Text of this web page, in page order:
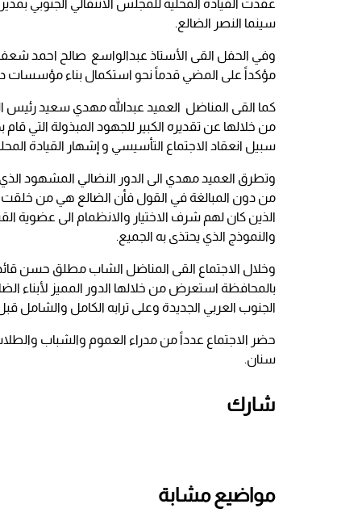
عقدت القيادة المحلية للمجلس الانتقالي الجنوبي
سينما النصر الضالع.
وفي الحفل القى الأستاذ عبدالواسع صالح احمد
مؤكداً على المضي قدماً نحو استكمال بناء مؤسسات
كما القى المناضل العميد عبدالله مهدي سعيد رئيس
من خلالها عن تقديره الكبير للجهود المبذولة التي قام
سبيل انعقاد الاجتماع التأسيسي و إشهار القيادة
وتطرق العميد مهدي الى الدور النضالي المشهود
من دون المبالغة في القول فأن الضالع هي من خلقت
الذين كان لهم شرف الاختيار والانظمام الى عضوية
والنموذج الذي يحتذى به الجميع.
وخلال الاجتماع القى المناضل الشاب مطلق حسن
بالمحافظة استعرض من خلالها الدور المميز لأبناء
الجنوب العربي الجديدة وعلى ترابه الكامل والشامل قبل
حضر الاجتماع عدداً من مدراء العموم والشباب
سنان.
شارك
مواضيع مشابة